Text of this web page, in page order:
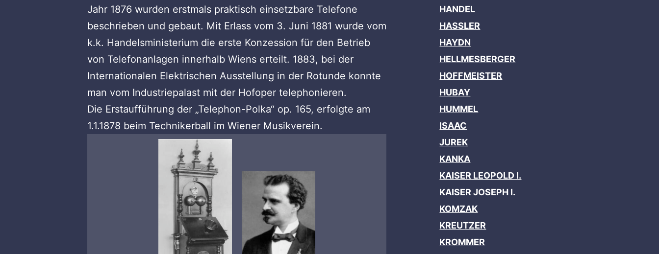
Jahr 1876 wurden erstmals praktisch einsetzbare Telefone
beschrieben und gebaut. Mit Erlass vom 3. Juni 1881 wurde vom
k.k. Handelsministerium die erste Konzession für den Betrieb
von Telefonanlagen innerhalb Wiens erteilt. 1883, bei der
Internationalen Elektrischen Ausstellung in der Rotunde konnte
man vom Industriepalast mit der Hofoper telephonieren.
Die Erstaufführung der „Telephon-Polka“ op. 165, erfolgte am
1.1.1878 beim Technikerball im Wiener Musikverein.
HANDEL
HASSLER
HAYDN
HELLMESBERGER
HOFFMEISTER
HUBAY
HUMMEL
ISAAC
JUREK
KANKA
KAISER LEOPOLD I.
KAISER JOSEPH I.
KOMZAK
KREUTZER
KROMMER